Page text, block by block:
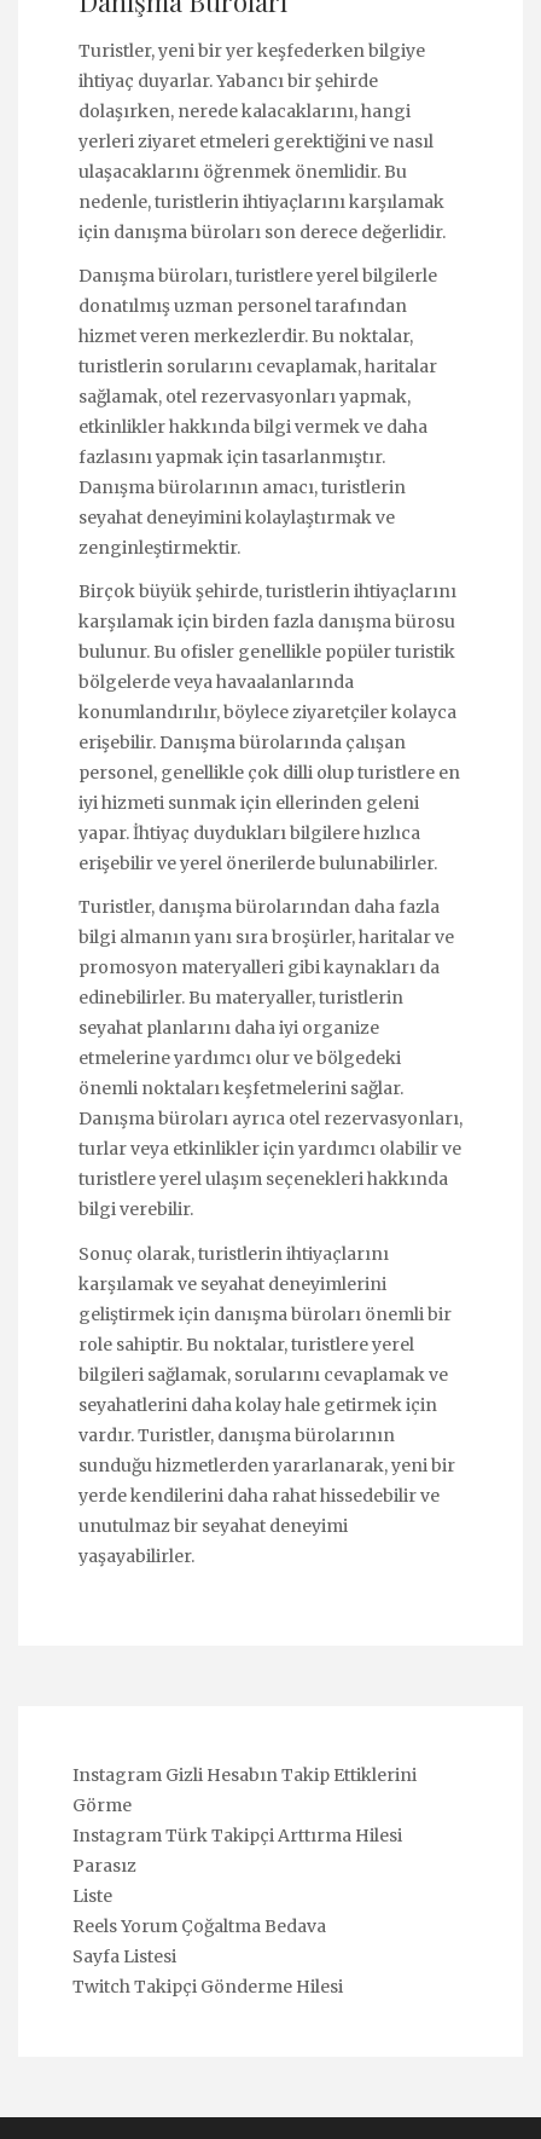
Turistler, yeni bir yer keşfederken bilgiye
ihtiyaç duyarlar. Yabancı bir şehirde
dolaşırken, nerede kalacaklarını, hangi
yerleri ziyaret etmeleri gerektiğini ve nasıl
ulaşacaklarını öğrenmek önemlidir. Bu
nedenle, turistlerin ihtiyaçlarını karşılamak
için danışma büroları son derece değerlidir.
Danışma büroları, turistlere yerel bilgilerle
donatılmış uzman personel tarafından
hizmet veren merkezlerdir. Bu noktalar,
turistlerin sorularını cevaplamak, haritalar
sağlamak, otel rezervasyonları yapmak,
etkinlikler hakkında bilgi vermek ve daha
fazlasını yapmak için tasarlanmıştır.
Danışma bürolarının amacı, turistlerin
seyahat deneyimini kolaylaştırmak ve
zenginleştirmektir.
Birçok büyük şehirde, turistlerin ihtiyaçlarını
karşılamak için birden fazla danışma bürosu
bulunur. Bu ofisler genellikle popüler turistik
bölgelerde veya havaalanlarında
konumlandırılır, böylece ziyaretçiler kolayca
erişebilir. Danışma bürolarında çalışan
personel, genellikle çok dilli olup turistlere en
iyi hizmeti sunmak için ellerinden geleni
yapar. İhtiyaç duydukları bilgilere hızlıca
erişebilir ve yerel önerilerde bulunabilirler.
Turistler, danışma bürolarından daha fazla
bilgi almanın yanı sıra broşürler, haritalar ve
promosyon materyalleri gibi kaynakları da
edinebilirler. Bu materyaller, turistlerin
seyahat planlarını daha iyi organize
etmelerine yardımcı olur ve bölgedeki
önemli noktaları keşfetmelerini sağlar.
Danışma büroları ayrıca otel rezervasyonları,
turlar veya etkinlikler için yardımcı olabilir ve
turistlere yerel ulaşım seçenekleri hakkında
bilgi verebilir.
Sonuç olarak, turistlerin ihtiyaçlarını
karşılamak ve seyahat deneyimlerini
geliştirmek için danışma büroları önemli bir
role sahiptir. Bu noktalar, turistlere yerel
bilgileri sağlamak, sorularını cevaplamak ve
seyahatlerini daha kolay hale getirmek için
vardır. Turistler, danışma bürolarının
sunduğu hizmetlerden yararlanarak, yeni bir
yerde kendilerini daha rahat hissedebilir ve
unutulmaz bir seyahat deneyimi
yaşayabilirler.
Instagram Gizli Hesabın Takip Ettiklerini
Görme
Instagram Türk Takipçi Arttırma Hilesi
Parasız
Liste
Reels Yorum Çoğaltma Bedava
Sayfa Listesi
Twitch Takipçi Gönderme Hilesi